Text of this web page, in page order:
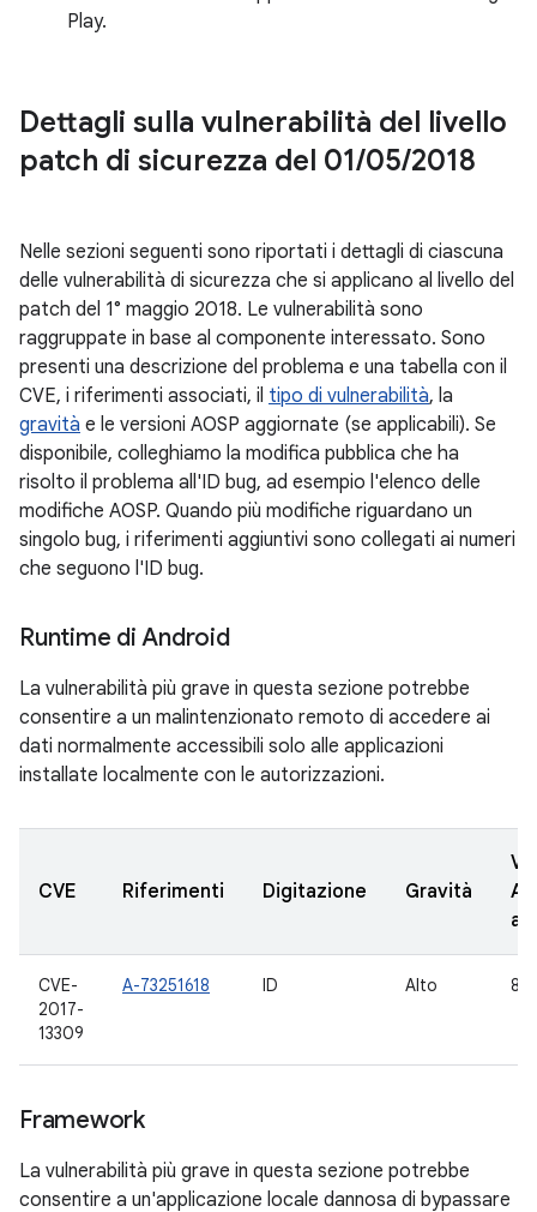
Play.
Dettagli sulla vulnerabilità del livello
patch di sicurezza del 01/05/2018
Nelle sezioni seguenti sono riportati i dettagli di ciascuna
delle vulnerabilità di sicurezza che si applicano al livello del
patch del 1° maggio 2018. Le vulnerabilità sono
raggruppate in base al componente interessato. Sono
presenti una descrizione del problema e una tabella con il
CVE, i riferimenti associati, il tipo di vulnerabilità, la
gravità e le versioni AOSP aggiornate (se applicabili). Se
disponibile, colleghiamo la modifica pubblica che ha
risolto il problema all'ID bug, ad esempio l'elenco delle
modifiche AOSP. Quando più modifiche riguardano un
singolo bug, i riferimenti aggiuntivi sono collegati ai numeri
che seguono l'ID bug.
Runtime di Android
La vulnerabilità più grave in questa sezione potrebbe
consentire a un malintenzionato remoto di accedere ai
dati normalmente accessibili solo alle applicazioni
installate localmente con le autorizzazioni.
CVE Riferimenti Digitazione Gravità
CVE-
2017-
13309
A-73251618 ID Alto 8.1
Framework
La vulnerabilità più grave in questa sezione potrebbe
consentire a un'applicazione locale dannosa di bypassare